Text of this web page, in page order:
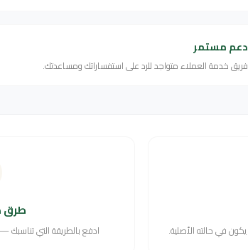
دعم مستمر
فريق خدمة العملاء متواجد للرد على استفساراتك ومساعدتك.
طرق
ادفع بالطريقة التي تناسبك